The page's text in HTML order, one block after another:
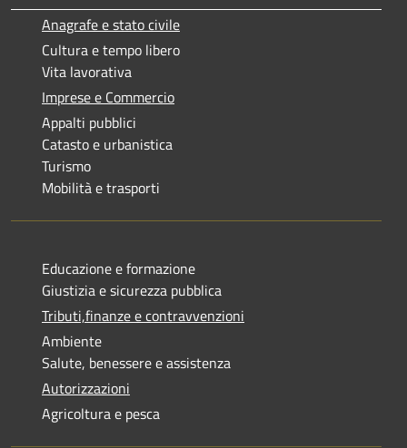
Anagrafe e stato civile
Cultura e tempo libero
Vita lavorativa
Imprese e Commercio
Appalti pubblici
Catasto e urbanistica
Turismo
Mobilità e trasporti
Educazione e formazione
Giustizia e sicurezza pubblica
Tributi,finanze e contravvenzioni
Ambiente
Salute, benessere e assistenza
Autorizzazioni
Agricoltura e pesca